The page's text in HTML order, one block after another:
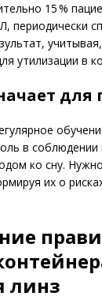
15 %
периодически
утилизации в
для
в соблюдении
ко сну.
их о
линз